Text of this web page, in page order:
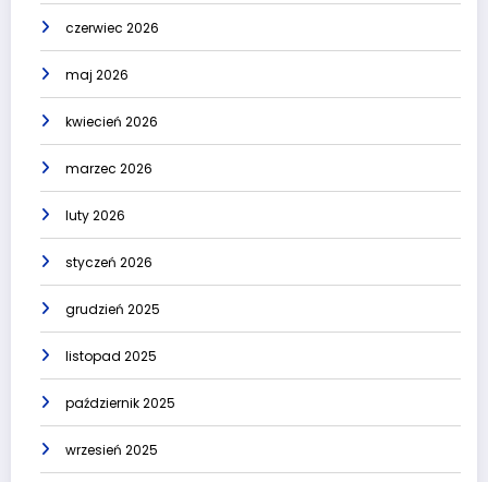
czerwiec 2026
maj 2026
kwiecień 2026
marzec 2026
luty 2026
styczeń 2026
grudzień 2025
listopad 2025
październik 2025
wrzesień 2025